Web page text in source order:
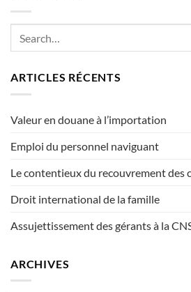
ARTICLES RÉCENTS
Valeur en douane à l’importation
Emploi du personnel naviguant
Le contentieux du recouvrement des
Droit international de la famille
Assujettissement des gérants à la
ARCHIVES